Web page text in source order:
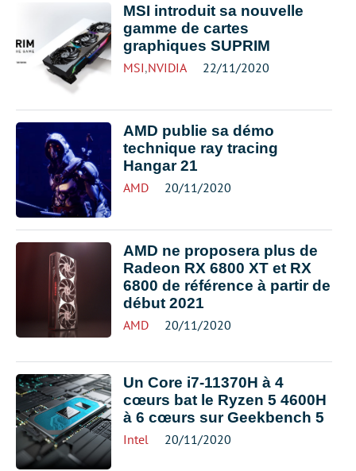
MSI introduit sa nouvelle
gamme de cartes
graphiques SUPRIM
MSI,NVIDIA 22/11/2020
AMD publie sa démo
technique ray tracing
Hangar 21
AMD 20/11/2020
AMD ne proposera plus de
Radeon RX 6800 XT et RX
6800 de référence à partir de
début 2021
AMD 20/11/2020
Un Core i7-11370H à 4
cœurs bat le Ryzen 5 4600H
à 6 cœurs sur Geekbench 5
Intel 20/11/2020